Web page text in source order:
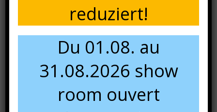
Votre panier est vide.
reduziert!
Du 01.08. au
31.08.2026 show
room ouvert